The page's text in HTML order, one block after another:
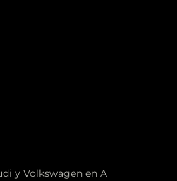
y Volkswagen en A